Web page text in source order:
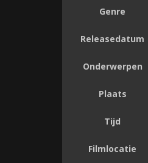
Genre
Releasedatum
Onderwerpen
Plaats
Tijd
Filmlocatie